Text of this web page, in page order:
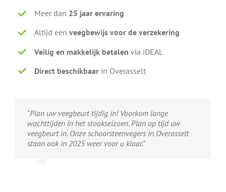
Meer dan 25 jaar ervaring
Altijd eenveegbewijs voor de verzekering
Veilig en makkelijk betalen via iDEAL
Direct beschikbaar in Overasselt
"Plan uw veegbeurt tijdig in! Voorkom lange
wachttijden in het stookseizoen. Plan op tijd uw
veegbeurt in. Onze schoorsteenvegers in Overasselt
staan ook in 2025 weer voor u klaar."